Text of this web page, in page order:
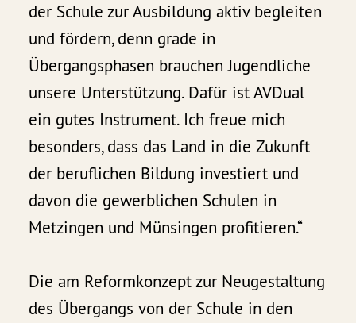
der Schule zur Ausbildung aktiv begleiten
und fördern, denn grade in
Übergangsphasen brauchen Jugendliche
unsere Unterstützung. Dafür ist AVDual
ein gutes Instrument. Ich freue mich
besonders, dass das Land in die Zukunft
der beruflichen Bildung investiert und
davon die gewerblichen Schulen in
Metzingen und Münsingen profitieren.“
Die am Reformkonzept zur Neugestaltung
des Übergangs von der Schule in den